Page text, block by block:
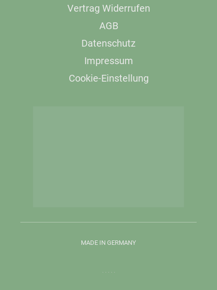
Vertrag Widerrufen
AGB
Datenschutz
Impressum
Cookie-Einstellung
MADE IN GERMANY